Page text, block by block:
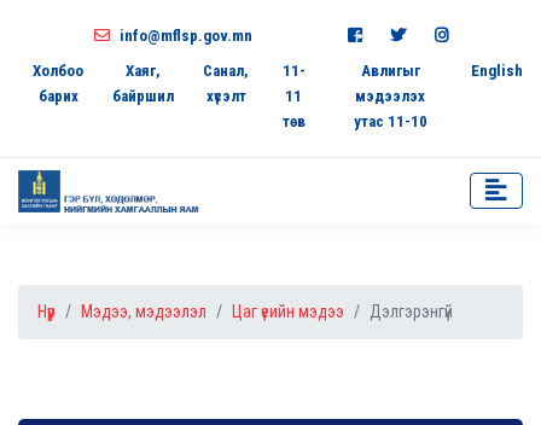
info@mflsp.gov.mn
Холбоо
барих
Хаяг,
байршил
Санал,
хүсэлт
11-
11
төв
Авлигыг
мэдээлэх
утас 11-10
English
Нүүр Мэдээ, мэдээлэл Цаг үеийн мэдээ Дэлгэрэнгүй